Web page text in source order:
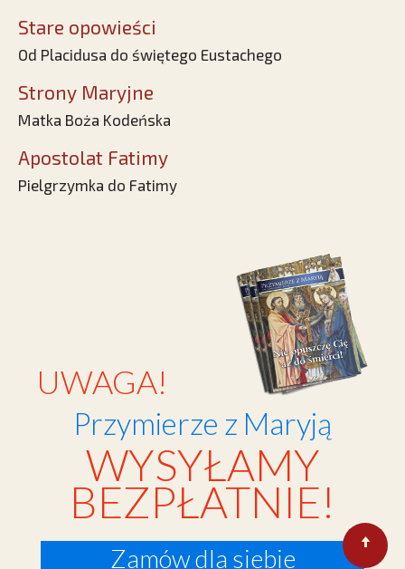
Stare opowieści
Od Placidusa do świętego Eustachego
Strony Maryjne
Matka Boża Kodeńska
Apostolat Fatimy
Pielgrzymka do Fatimy
UWAGA!
Przymierze z Maryją
WYSYŁAMY
BEZPŁATNIE!
Zamów dla siebie